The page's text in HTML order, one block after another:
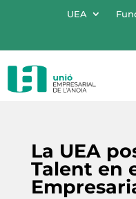
UEA
La UEA
Talent en